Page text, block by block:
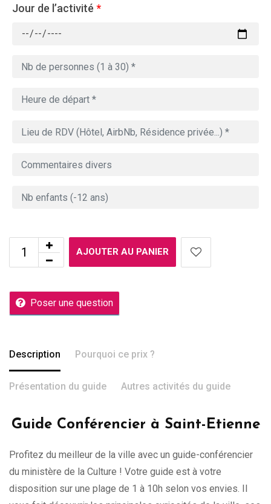
Jour de l’activité *
AJOUTER AU PANIER
Poser une question
Description Pourquoi ce prix ?
Présentation du guide Autres activités du guide
Guide Conférencier à Saint-Etienne
Profitez du meilleur de la ville avec un guide-conférencier
du ministère de la Culture ! Votre guide est à votre
disposition sur une plage de 1 à 10h selon vos envies. Il